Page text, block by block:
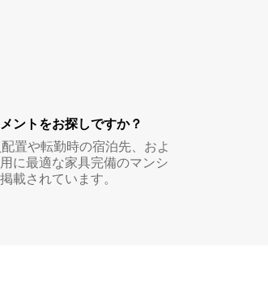
ントをお探しですか？
置や転勤時の宿泊先、およ
に最適な家具完備のマンシ
載されています。